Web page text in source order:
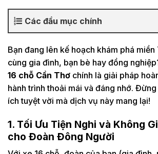
Các đầu mục chính
Bạn đang lên kế hoạch khám phá
cùng gia đình, bạn bè hay đồng
16 chỗ Cần Thơ chính là giải pháp
hành trình thoải mái và đáng nhớ.
ích tuyệt vời mà dịch vụ này mang lại!
1. Tối Ưu Tiện Nghi và Không
cho Đoàn Đông Người